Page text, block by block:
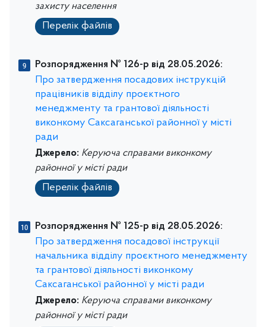
захисту населення
Перелік файлів
Розпорядження № 126-р від 28.05.2026:
Про затвердження посадових інструкцій
працівників відділу проєктного
менеджменту та грантової діяльності
виконкому Саксаганської районної у місті
ради
Джерело: Керуюча справами виконкому
районної у місті ради
Перелік файлів
Розпорядження № 125-р від 28.05.2026:
Про затвердження посадової інструкції
начальника відділу проєктного менеджменту
та грантової діяльності виконкому
Саксаганської районної у місті ради
Джерело: Керуюча справами виконкому
районної у місті ради